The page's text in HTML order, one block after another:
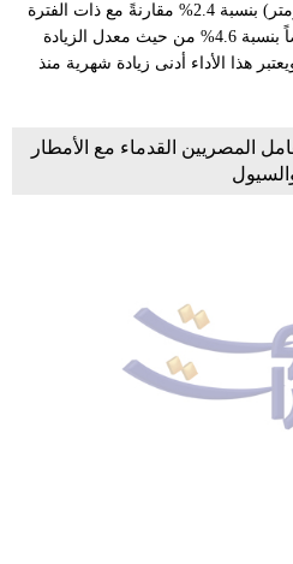
إيرادات المسافر الواحد لكل كيلومتر) بنسبة 2.4% مقارنةً مع ذات الفترة
من العام 2019 مما يشكل انخفاضاً بنسبة 4.6% من حيث معدل الزيادة
هذا الأداء أدنى زيادة شهرية منذ
المصريين القدماء مع الأمطار